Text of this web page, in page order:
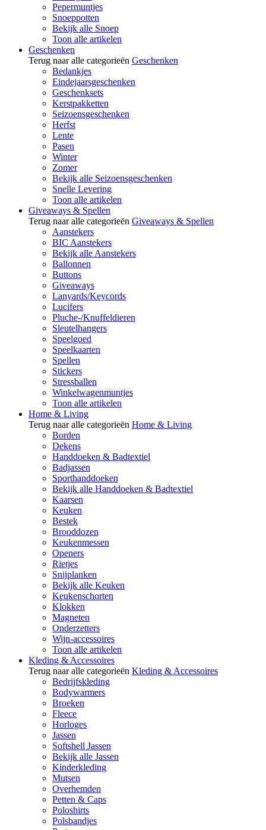
Pepermuntjes
Snoeppotten
Bekijk alle Snoep
Toon alle artikelen
Geschenken
Terug naar alle categorieën Geschenken
Bedankjes
Eindejaarsgeschenken
Geschenksets
Kerstpakketten
Seizoensgeschenken
Herfst
Lente
Pasen
Winter
Zomer
Bekijk alle Seizoensgeschenken
Snelle Levering
Toon alle artikelen
Giveaways & Spellen
Terug naar alle categorieën Giveaways & Spellen
Aanstekers
BIC Aanstekers
Bekijk alle Aanstekers
Ballonnen
Buttons
Giveaways
Lanyards/Keycords
Lucifers
Pluche-/Knuffeldieren
Sleutelhangers
Speelgoed
Speelkaarten
Spellen
Stickers
Stressballen
Winkelwagenmuntjes
Toon alle artikelen
Home & Living
Terug naar alle categorieën Home & Living
Borden
Dekens
Handdoeken & Badtextiel
Badjassen
Sporthanddoeken
Bekijk alle Handdoeken & Badtextiel
Kaarsen
Keuken
Bestek
Brooddozen
Keukenmessen
Openers
Rietjes
Snijplanken
Bekijk alle Keuken
Keukenschorten
Klokken
Magneten
Onderzetters
Wijn-accessoires
Toon alle artikelen
Kleding & Accessoires
Terug naar alle categorieën Kleding & Accessoires
Bedrijfskleding
Bodywarmers
Broeken
Fleece
Horloges
Jassen
Softshell Jassen
Bekijk alle Jassen
Kinderkleding
Mutsen
Overhemden
Petten & Caps
Poloshirts
Polsbandjes